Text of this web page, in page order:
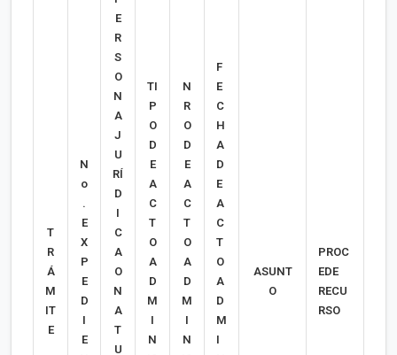
T
R
Á
M
IT
E
N
o
.
E
X
P
E
D
I
E
E
R
S
O
N
A
J
U
RÍ
D
I
C
A
O
N
A
T
U
TI
P
O
D
E
A
C
T
O
A
D
M
I
N
N
R
O
D
E
A
C
T
O
A
D
M
I
N
F
E
C
H
A
D
E
A
C
T
O
A
D
M
I
ASUNT
O
PROC
EDE
RECU
RSO